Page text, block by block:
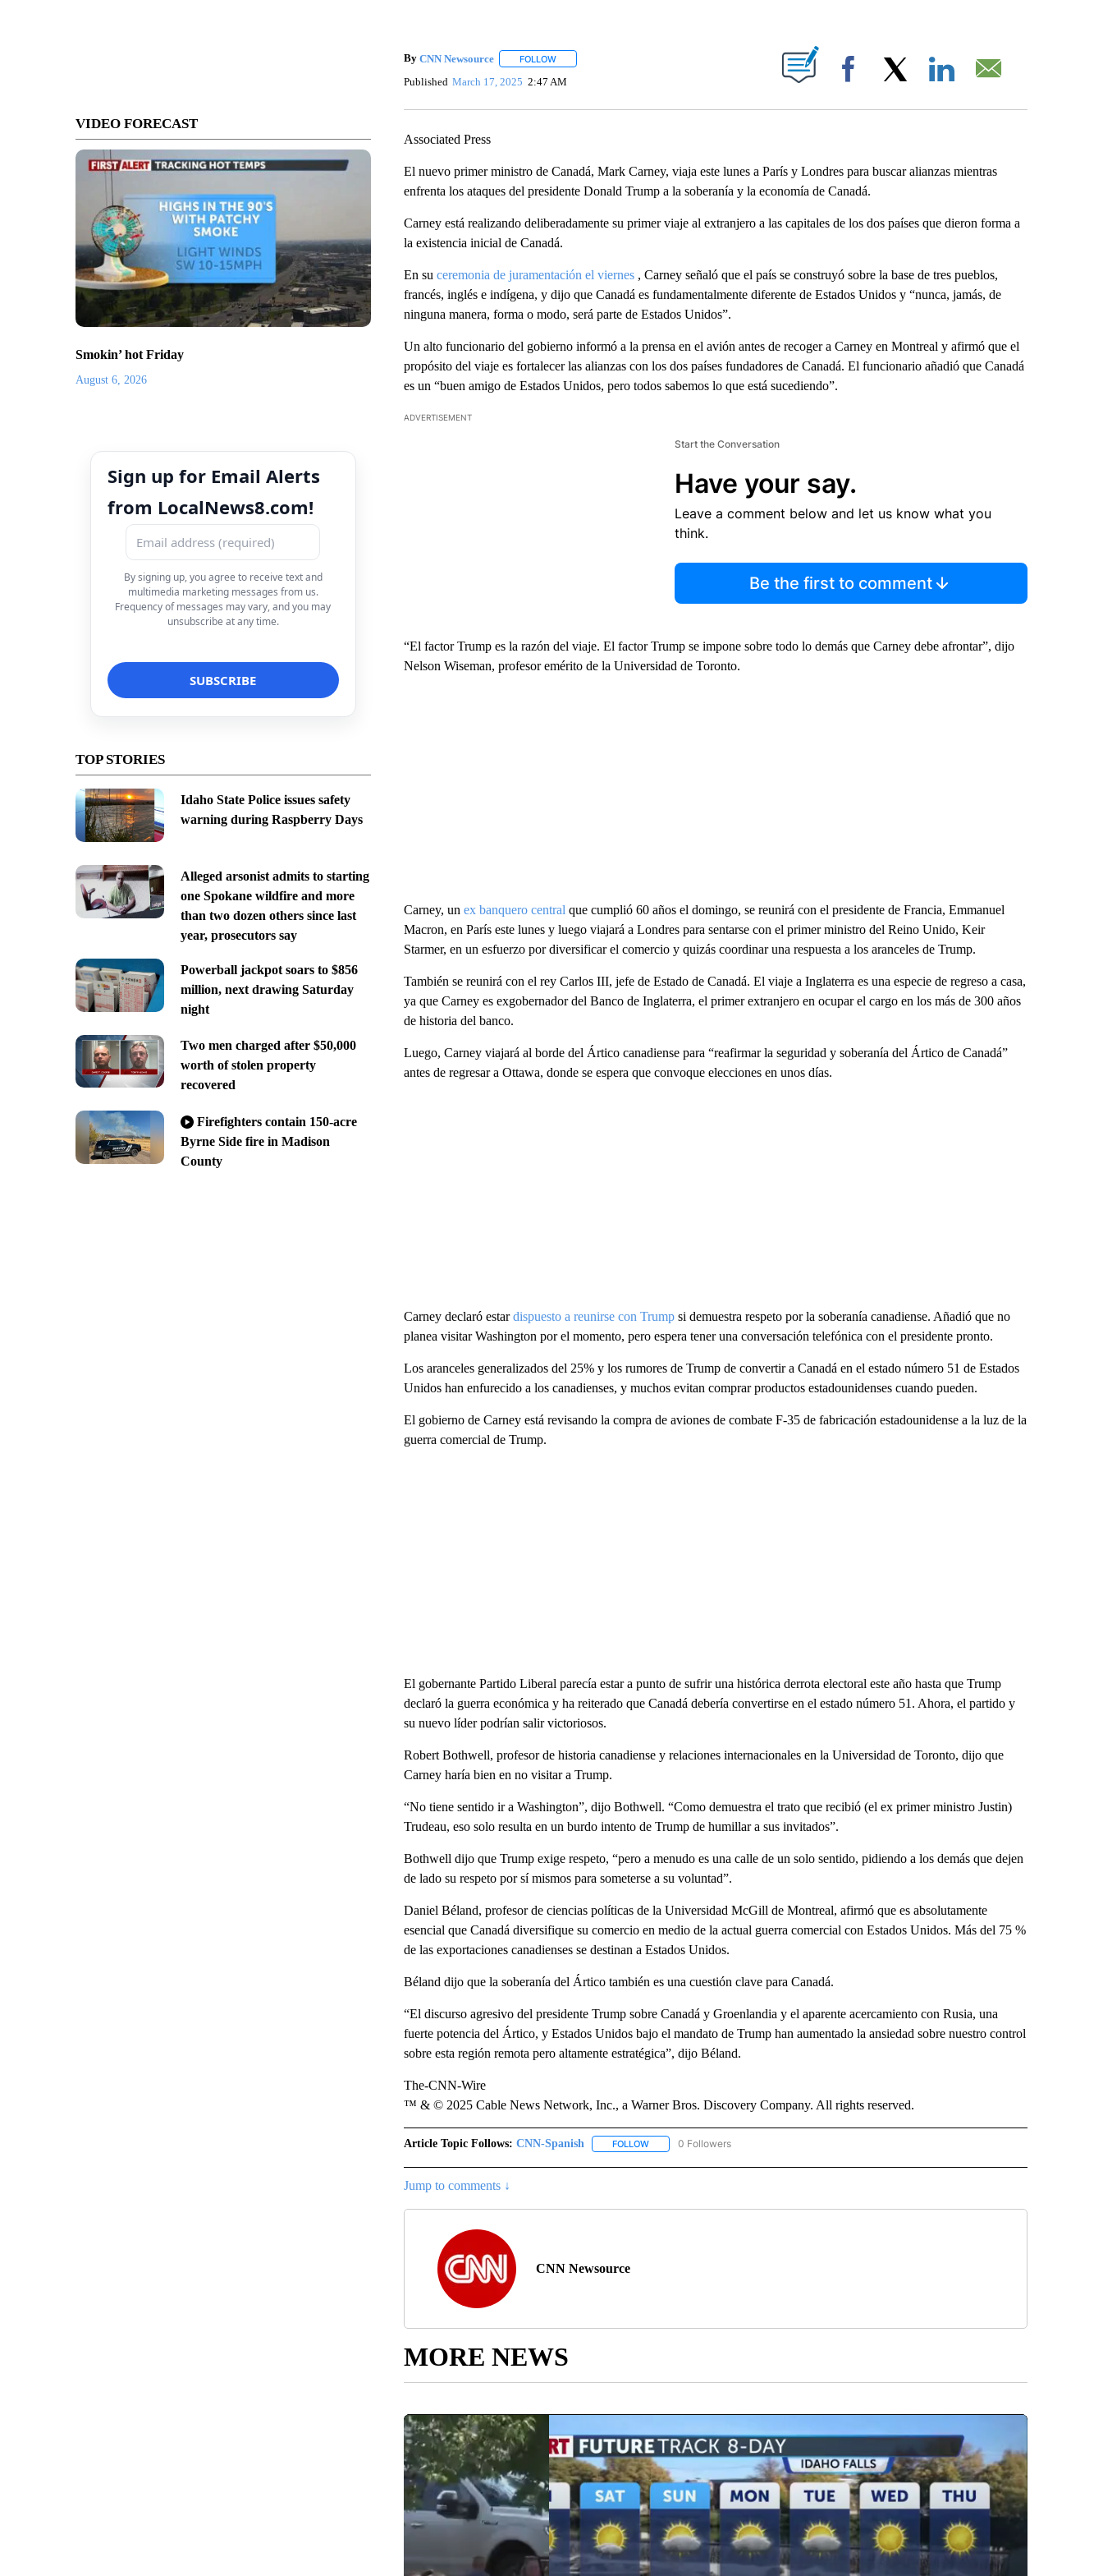
VIDEO FORECAST
Smokin’ hot Friday
August 6, 2026
Sign up for Email Alerts
from LocalNews8.com!
By signing up, you agree to receive text and
multimedia marketing messages from us.
Frequency of messages may vary, and you may
unsubscribe at any time.
TOP STORIES
Idaho State Police issues safety
warning during Raspberry Days
Alleged arsonist admits to starting
one Spokane wildfire and more
than two dozen others since last
year, prosecutors say
Powerball jackpot soars to $856
million, next drawing Saturday
night
Two men charged after $50,000
worth of stolen property
recovered
Firefighters contain 150-acre
Byrne Side fire in Madison
County
By CNN Newsource FOLLOWFOLLOW "" TO RECEIVE NOTIFICATIONS ABOUT NEW PAGES ON "".
Published March 17, 2025 2:47 AM Facebook
Associated Press
El nuevo primer ministro de Canadá, Mark Carney, viaja este lunes a París y Londres para buscar alianzas mientras
enfrenta los ataques del presidente Donald Trump a la soberanía y la economía de Canadá.
Carney está realizando deliberadamente su primer viaje al extranjero a las capitales de los dos países que dieron forma a
la existencia inicial de Canadá.
En su ceremonia de juramentación el viernes, Carney señaló que el país se construyó sobre la base de tres pueblos,
francés, inglés e indígena, y dijo que Canadá es fundamentalmente diferente de Estados Unidos y “nunca, jamás, de
ninguna manera, forma o modo, será parte de Estados Unidos”.
Un alto funcionario del gobierno informó a la prensa en el avión antes de recoger a Carney en Montreal y afirmó que el
propósito del viaje es fortalecer las alianzas con los dos países fundadores de Canadá. El funcionario añadió que Canadá
es un “buen amigo de Estados Unidos, pero todos sabemos lo que está sucediendo”.
ADVERTISEMENT
Start the Conversation
Have your say.
Leave a comment below and let us know what you
think.
Be the first to comment
“El factor Trump es la razón del viaje. El factor Trump se impone sobre todo lo demás que Carney debe afrontar”, dijo
Nelson Wiseman, profesor emérito de la Universidad de Toronto.
Carney, un ex banquero central que cumplió 60 años el domingo, se reunirá con el presidente de Francia, Emmanuel
Macron, en París este lunes y luego viajará a Londres para sentarse con el primer ministro del Reino Unido, Keir
Starmer, en un esfuerzo por diversificar el comercio y quizás coordinar una respuesta a los aranceles de Trump.
También se reunirá con el rey Carlos III, jefe de Estado de Canadá. El viaje a Inglaterra es una especie de regreso a casa,
ya que Carney es exgobernador del Banco de Inglaterra, el primer extranjero en ocupar el cargo en los más de 300 años
de historia del banco.
Luego, Carney viajará al borde del Ártico canadiense para “reafirmar la seguridad y soberanía del Ártico de Canadá”
antes de regresar a Ottawa, donde se espera que convoque elecciones en unos días.
Carney declaró estardispuesto a reunirse con Trumpsi demuestra respeto por la soberanía canadiense. Añadió que no
planea visitar Washington por el momento, pero espera tener una conversación telefónica con el presidente pronto.
Los aranceles generalizados del 25% y los rumores de Trump de convertir a Canadá en el estado número 51 de Estados
Unidos han enfurecido a los canadienses, y muchos evitan comprar productos estadounidenses cuando pueden.
El gobierno de Carney está revisando la compra de aviones de combate F-35 de fabricación estadounidense a la luz de la
guerra comercial de Trump.
El gobernante Partido Liberal parecía estar a punto de sufrir una histórica derrota electoral este año hasta que Trump
declaró la guerra económica y ha reiterado que Canadá debería convertirse en el estado número 51. Ahora, el partido y
su nuevo líder podrían salir victoriosos.
Robert Bothwell, profesor de historia canadiense y relaciones internacionales en la Universidad de Toronto, dijo que
Carney haría bien en no visitar a Trump.
“No tiene sentido ir a Washington”, dijo Bothwell. “Como demuestra el trato que recibió (el ex primer ministro Justin)
Trudeau, eso solo resulta en un burdo intento de Trump de humillar a sus invitados”.
Bothwell dijo que Trump exige respeto, “pero a menudo es una calle de un solo sentido, pidiendo a los demás que dejen
de lado su respeto por sí mismos para someterse a su voluntad”.
Daniel Béland, profesor de ciencias políticas de la Universidad McGill de Montreal, afirmó que es absolutamente
esencial que Canadá diversifique su comercio en medio de la actual guerra comercial con Estados Unidos. Más del 75 %
de las exportaciones canadienses se destinan a Estados Unidos.
Béland dijo que la soberanía del Ártico también es una cuestión clave para Canadá.
“El discurso agresivo del presidente Trump sobre Canadá y Groenlandia y el aparente acercamiento con Rusia, una
fuerte potencia del Ártico, y Estados Unidos bajo el mandato de Trump han aumentado la ansiedad sobre nuestro control
sobre esta región remota pero altamente estratégica”, dijo Béland.
The-CNN-Wire
™ & © 2025 Cable News Network, Inc., a Warner Bros. Discovery Company. All rights reserved.
Article Topic Follows: CNN-Spanish FOLLOWFOLLOW "CNN-SPANISH" TO RECEIVE NOTIFICATIONS ABOUT NEW PAGES ON "CNN-SPANISH".
0 Followers
Jump to comments ↓
CNN Newsource
MORE NEWS